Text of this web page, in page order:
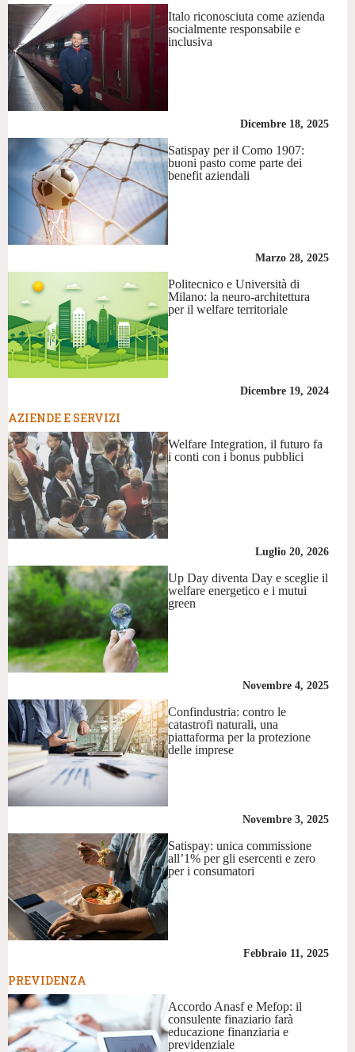
Italo riconosciuta come azienda
socialmente responsabile e
inclusiva
Dicembre 18, 2025
Satispay per il Como 1907:
buoni pasto come parte dei
benefit aziendali
Marzo 28, 2025
Politecnico e Università di
Milano: la neuro-architettura
per il welfare territoriale
Dicembre 19, 2024
AZIENDE E SERVIZI
Welfare Integration, il futuro fa
i conti con i bonus pubblici
Luglio 20, 2026
Up Day diventa Day e sceglie il
welfare energetico e i mutui
green
Novembre 4, 2025
Confindustria: contro le
catastrofi naturali, una
piattaforma per la protezione
delle imprese
Novembre 3, 2025
Satispay: unica commissione
all’1% per gli esercenti e zero
per i consumatori
Febbraio 11, 2025
PREVIDENZA
Accordo Anasf e Mefop: il
consulente finaziario farà
educazione finanziaria e
previdenziale